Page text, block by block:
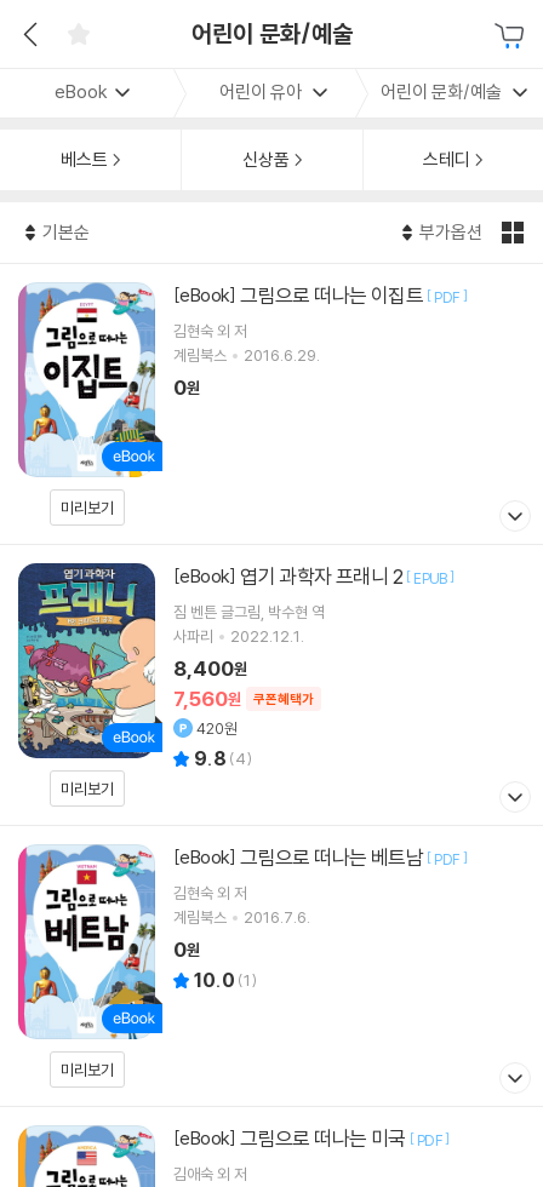
어린이 문화/예술
eBook 어린이 유아 어린이 문화/예술
베스트 신상품 스테디
기본순 부가옵션
미리보기
[eBook] 그림으로 떠나는 이집트 [ PDF ]
김현숙 외 저
계림북스
2016.6.29.
0원
미리보기
[eBook] 엽기 과학자 프래니 2 [ EPUB]
짐 벤튼글그림 박수현 역
사파리
2022.12.1.
7,560원 쿠폰혜택가
8,400원
420원
9.8 (4)
미리보기
[eBook] 그림으로 떠나는 베트남 [ PDF ]
김현숙 외 저
계림북스
2016.7.6.
0원
10.0 (1)
[eBook] 그림으로 떠나는 미국 [ PDF]
김애숙 외 저